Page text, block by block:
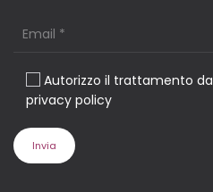
Autorizzo il trattamento
privacy policy